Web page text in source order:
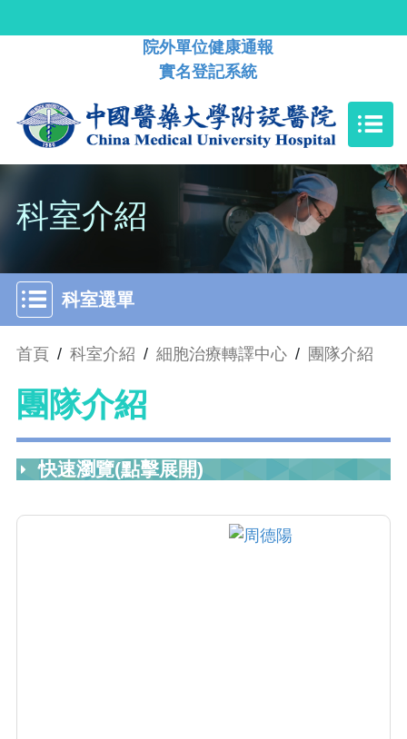
院外單位健康通報
實名登記系統
科室介紹
科室選單
首頁 / 科室介紹 / 細胞治療轉譯中心 / 團隊介紹
團隊介紹
快速瀏覽(點擊展開)